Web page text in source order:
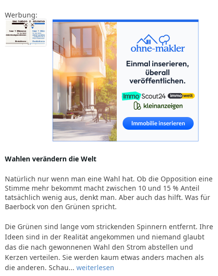
Werbung:
Wahlen verändern die Welt
Natürlich nur wenn man eine Wahl hat. Ob die Opposition eine
Stimme mehr bekommt macht zwischen 10 und 15 % Anteil
tatsächlich wenig aus, denkt man. Aber auch das hilft. Was für
Baerbock von den Grünen spricht.
Die Grünen sind lange vom strickenden Spinnern entfernt. Ihre
Ideen sind in der Realität angekommen und niemand glaubt
das die nach gewonnenen Wahl den Strom abstellen und
Kerzen verteilen. Sie werden kaum etwas anders machen als
die anderen. Schau... weiterlesen